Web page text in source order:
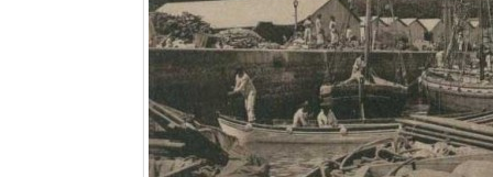
Les Petites Annonces
La Tribune de Diego en PDF